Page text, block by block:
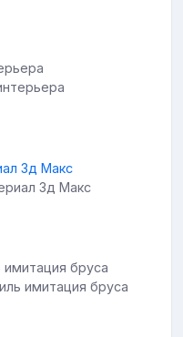
3д Макс
имитация бруса